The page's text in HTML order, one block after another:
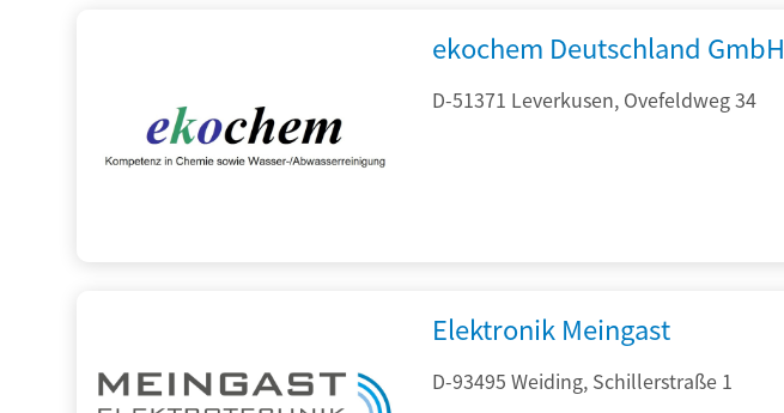
ekochem Deutschland GmbH
D-51371 Leverkusen, Ovefeldweg 34
Elektronik Meingast
D-93495 Weiding, Schillerstraße 1